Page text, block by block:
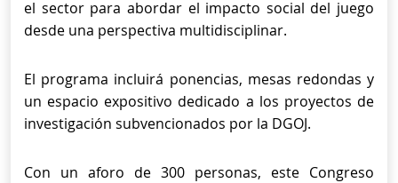
el sector para abordar el impacto social del juego
desde una perspectiva multidisciplinar.
El programa incluirá ponencias, mesas redondas y
un espacio expositivo dedicado a los proyectos de
investigación subvencionados por la DGOJ.
Con un aforo de 300 personas, este Congreso